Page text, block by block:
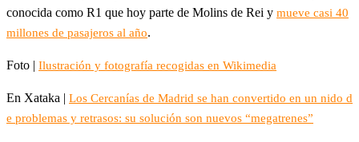
conocida como R1 que hoy parte de Molins de Rei y mueve casi 40
millones de pasajeros al año.
Foto | Ilustración y fotografía recogidas en Wikimedia
En Xataka | Los Cercanías de Madrid se han convertido en un nido d
e problemas y retrasos: su solución son nuevos “megatrenes”